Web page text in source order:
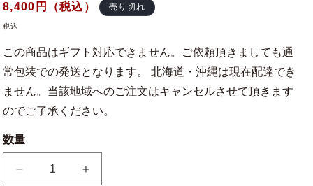
通
常
格
8,400 円（税込） 売り切れ
税込
この商品はギフト対応できません。ご依頼頂きましても通
常包装での発送となります。 北海道・沖縄は現在配達でき
ません。当該地域へのご注文はキャンセルさせて頂きます
のでご了承ください。
数量
盆